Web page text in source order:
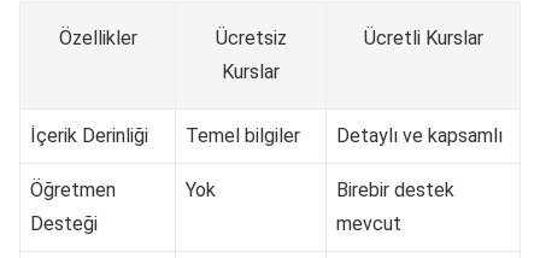
Özellikler
Ücretsiz
Kurslar
Ücretli Kurslar
İçerik Derinliği Temel bilgiler Detaylı ve kapsamlı
Öğretmen
Desteği
Yok
Birebir destek
mevcut